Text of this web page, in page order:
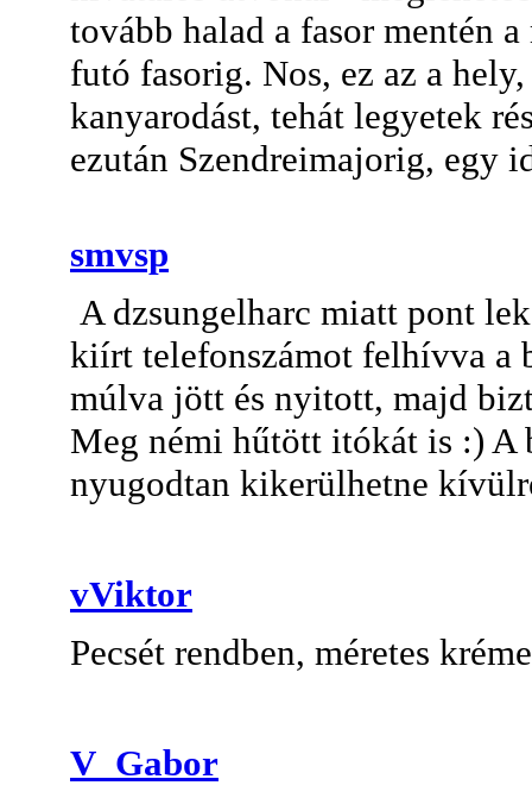
tovább halad a fasor mentén
futó fasorig. Nos, ez az a
kanyarodást, tehát legyetek
ezután Szendreimajorig, egy
smvsp
A dzsungelharc miatt pont
kiírt telefonszámot felhívva a
múlva jött és nyitott, majd
Meg némi hűtött itókát is :) A
nyugodtan kikerülhetne
vViktor
Pecsét rendben, méretes
V_Gabor